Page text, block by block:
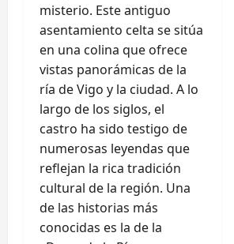
misterio. Este antiguo
asentamiento celta se sitúa
en una colina que ofrece
vistas panorámicas de la
ría de Vigo y la ciudad. A lo
largo de los siglos, el
castro ha sido testigo de
numerosas leyendas que
reflejan la rica tradición
cultural de la región. Una
de las historias más
conocidas es la de la